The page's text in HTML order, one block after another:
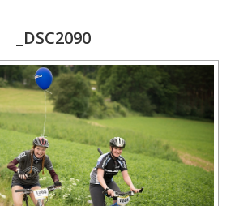
_DSC2090